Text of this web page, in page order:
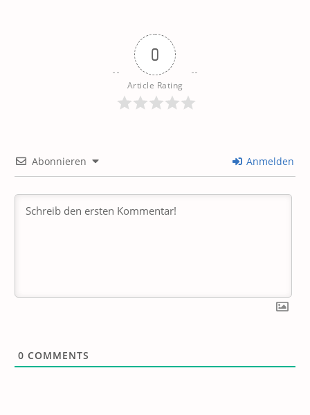
0
Article Rating
Abonnieren Anmelden
0 COMMENTS